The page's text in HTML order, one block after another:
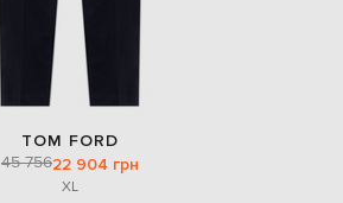
TOM FORD
45 75622 904 грн
XL